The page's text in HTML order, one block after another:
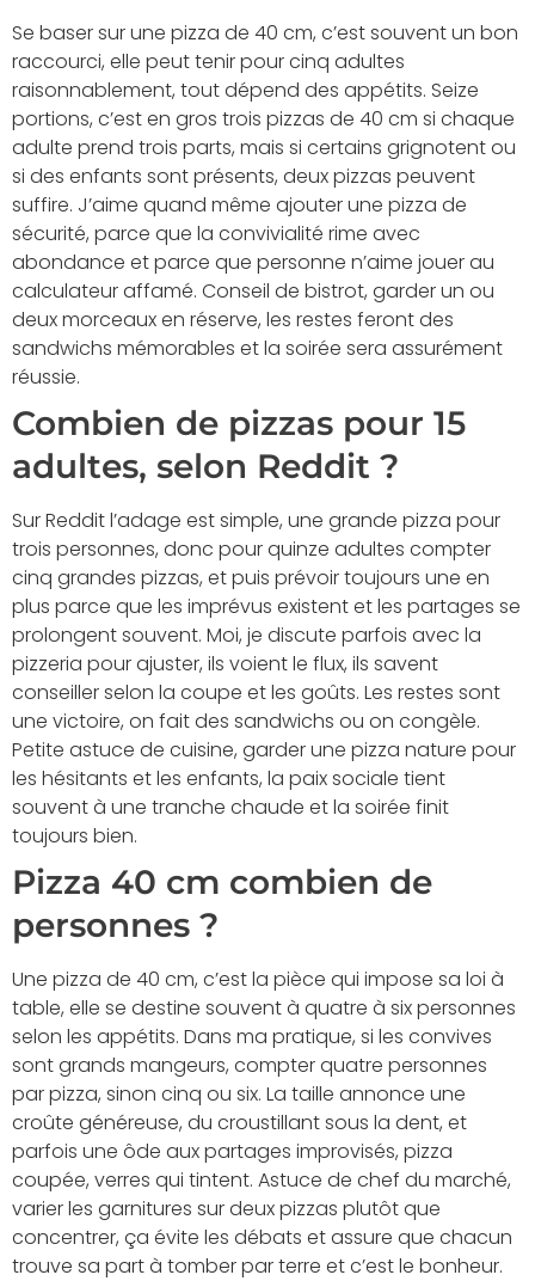
Se baser sur une pizza de 40 cm, c’est souvent un bon
raccourci, elle peut tenir pour cinq adultes
raisonnablement, tout dépend des appétits. Seize
portions, c’est en gros trois pizzas de 40 cm si chaque
adulte prend trois parts, mais si certains grignotent ou
si des enfants sont présents, deux pizzas peuvent
suffire. J’aime quand même ajouter une pizza de
sécurité, parce que la convivialité rime avec
abondance et parce que personne n’aime jouer au
calculateur affamé. Conseil de bistrot, garder un ou
deux morceaux en réserve, les restes feront des
sandwichs mémorables et la soirée sera assurément
réussie.
Combien de pizzas pour 15
adultes, selon Reddit ?
Sur Reddit l’adage est simple, une grande pizza pour
trois personnes, donc pour quinze adultes compter
cinq grandes pizzas, et puis prévoir toujours une en
plus parce que les imprévus existent et les partages se
prolongent souvent. Moi, je discute parfois avec la
pizzeria pour ajuster, ils voient le flux, ils savent
conseiller selon la coupe et les goûts. Les restes sont
une victoire, on fait des sandwichs ou on congèle.
Petite astuce de cuisine, garder une pizza nature pour
les hésitants et les enfants, la paix sociale tient
souvent à une tranche chaude et la soirée finit
toujours bien.
Pizza 40 cm combien de
personnes ?
Une pizza de 40 cm, c’est la pièce qui impose sa loi à
table, elle se destine souvent à quatre à six personnes
selon les appétits. Dans ma pratique, si les convives
sont grands mangeurs, compter quatre personnes
par pizza, sinon cinq ou six. La taille annonce une
croûte généreuse, du croustillant sous la dent, et
parfois une ôde aux partages improvisés, pizza
coupée, verres qui tintent. Astuce de chef du marché,
varier les garnitures sur deux pizzas plutôt que
concentrer, ça évite les débats et assure que chacun
trouve sa part à tomber par terre et c’est le bonheur.